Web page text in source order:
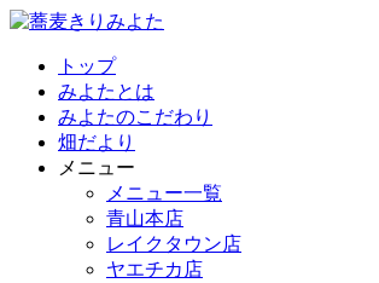
トップ
みよたとは
みよたのこだわり
畑だより
メニュー
メニュー一覧
青山本店
レイクタウン店
ヤエチカ店